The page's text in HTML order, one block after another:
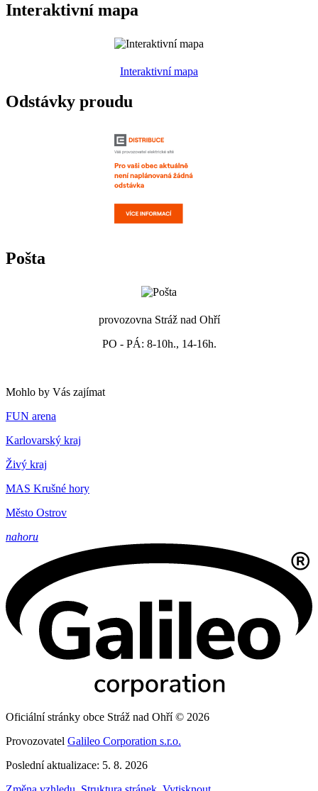
Interaktivní mapa
Interaktivní mapa
Odstávky proudu
Pošta
provozovna Stráž nad Ohří
PO - PÁ: 8-10h., 14-16h.
Mohlo by Vás zajímat
FUN arena
Karlovarský kraj
Živý kraj
MAS Krušné hory
Město Ostrov
nahoru
Oficiální stránky obce Stráž nad Ohří © 2026
Provozovatel Galileo Corporation s.r.o.
Poslední aktualizace: 5. 8. 2026